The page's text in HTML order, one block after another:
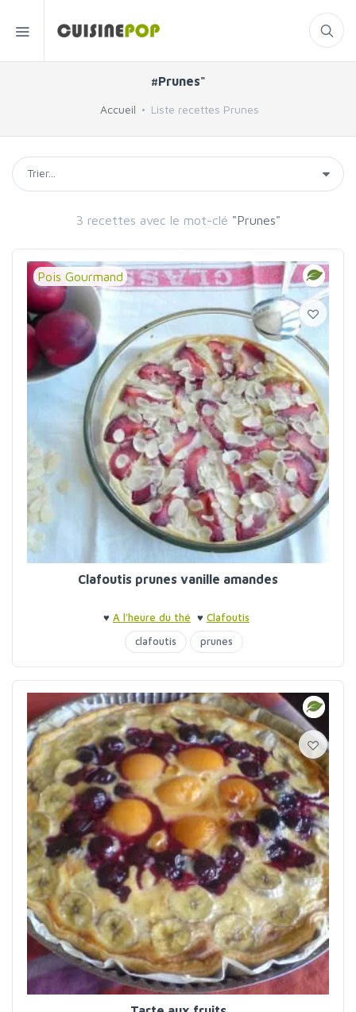
#Prunes"
Accueil Liste recettes Prunes
3 recettes avec le mot-clé "Prunes"
Pois Gourmand
Clafoutis prunes vanille amandes
♥ A l'heure du thé ♥ Clafoutis
clafoutis
prunes